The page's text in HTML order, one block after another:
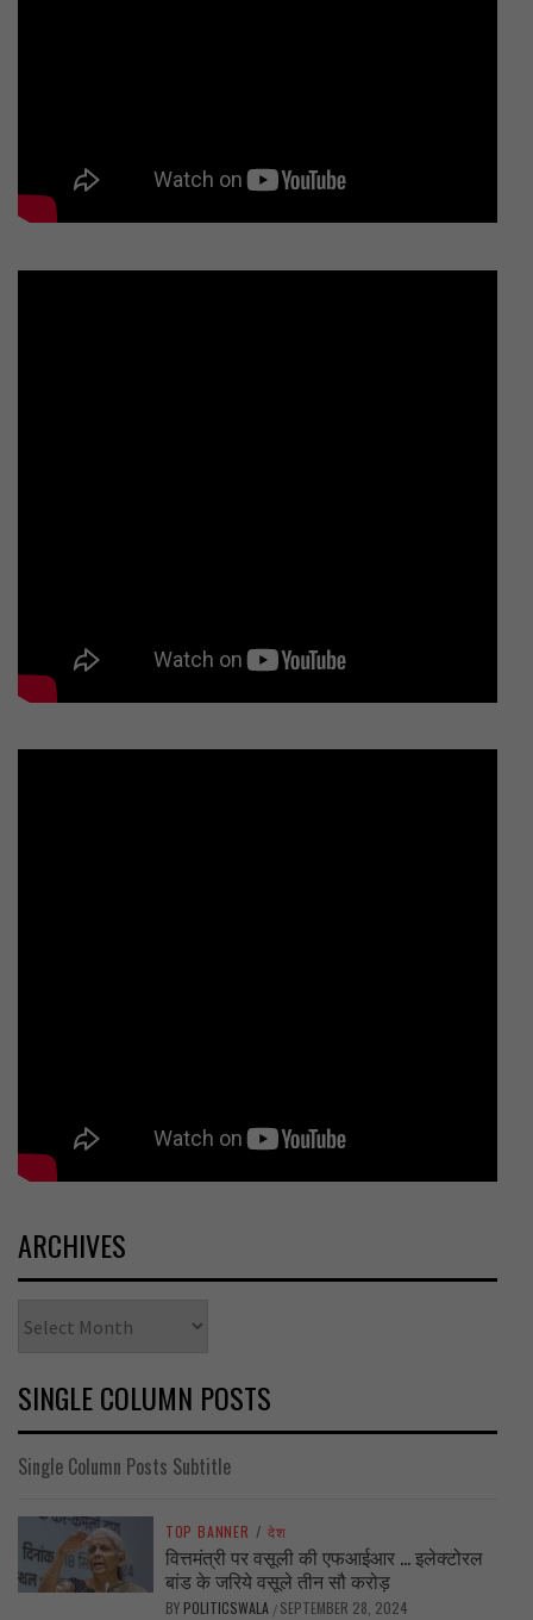
ARCHIVES
SINGLE COLUMN POSTS
Single Column Posts Subtitle
TOP BANNER / देश
वित्तमंत्री पर वसूली की एफआईआर … इलेक्टोरल
बांड के जरिये वसूले तीन सौ करोड़
BY POLITICSWALA / SEPTEMBER 28, 2024